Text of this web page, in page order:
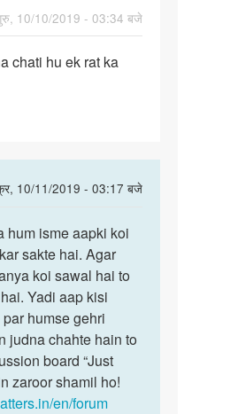
10/10/2019 - 03:34 बजे
chati hu ek rat ka
10/11/2019 - 03:17 बजे
hum isme aapki koi
sakte hai. Agar
koi sawal hai to
Yadi aap kisi
humse gehri
judna chahte hain to
board “Just
zaroor shamil ho!
en/forum